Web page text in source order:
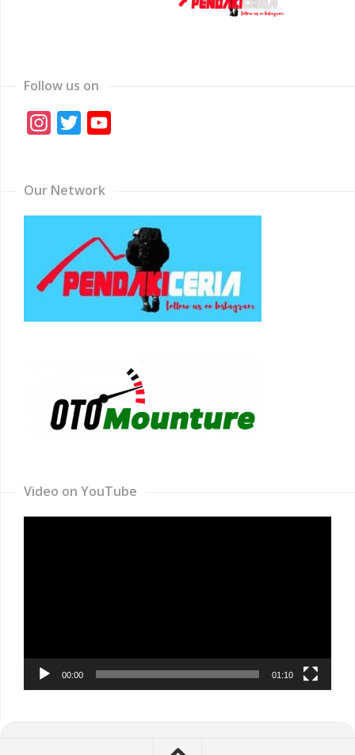
Follow us on
Instagram
Twitter
Our Network
Video on YouTube
00:00 01:10